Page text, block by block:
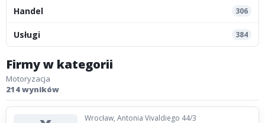
Handel 306
Usługi 384
Firmy w kategorii
Motoryzacja
214 wyników
Wrocław, Antonia Vivaldiego 44/3